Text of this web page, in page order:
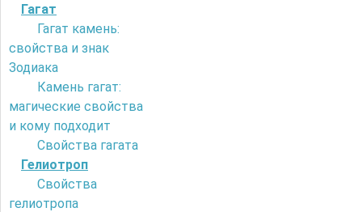
Гагат
Гагат камень:
свойства и знак
Зодиака
Камень гагат:
магические свойства
и кому подходит
Свойства гагата
Гелиотроп
Свойства
гелиотропа